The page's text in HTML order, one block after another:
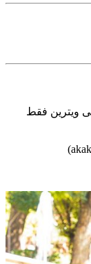
ویترین فقط